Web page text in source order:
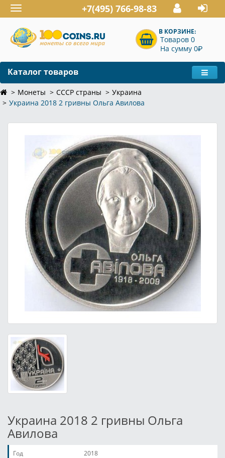
Toggle
navigation
+7(495) 766-98-83
В КОРЗИНЕ:
Товаров 0
На сумму 0P
Каталог товаров
Монеты СССР страны
Украина
Украина 2018 2 гривны Ольга Авилова
Украина 2018 2 гривны Ольга
Авилова
Год
2018